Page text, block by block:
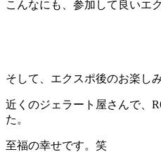
こんなにも、参加して良いエ
そして、エクスポ後のお楽しみ
近くのジェラート屋さんで、
た。
至福の幸せです。笑